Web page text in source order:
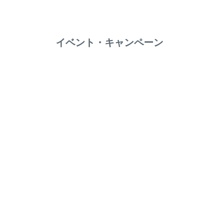
イベント・キャンペーン